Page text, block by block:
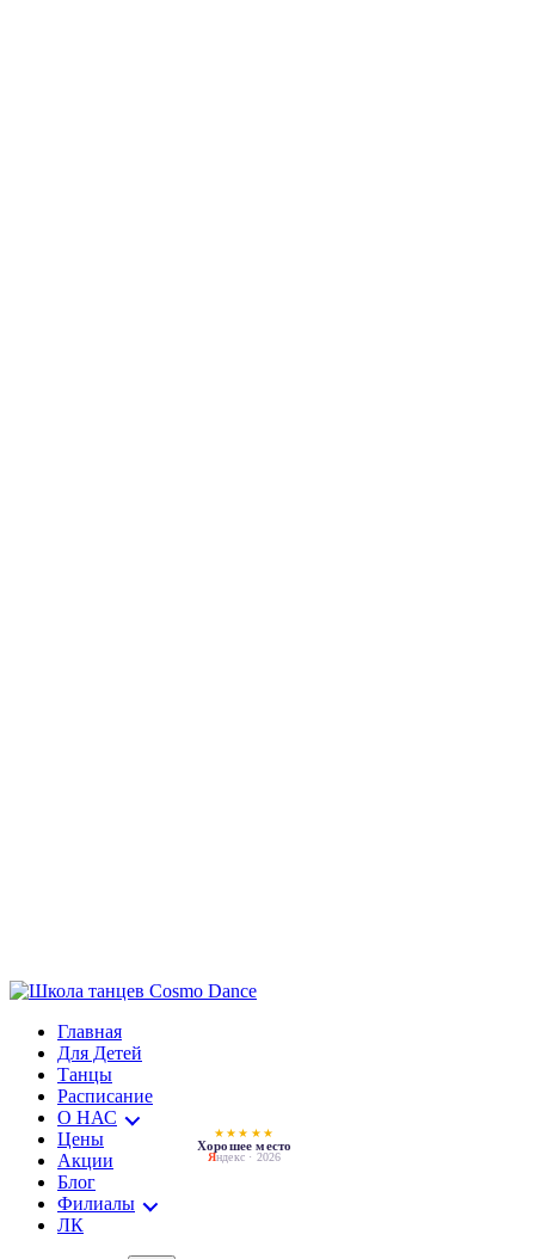
Главная
Для Детей
Танцы
Расписание
О НАС
Цены
Акции
Блог
Филиалы
ЛК
★★★★★
Хорошее место
Яндекс · 2026